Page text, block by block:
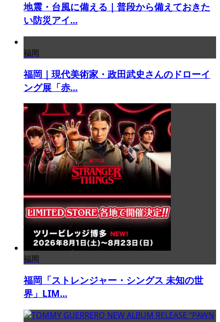
地震・台風に備える｜普段から備えておきた
い防災アイ...
福岡
福岡｜現代美術家・政田武史さんのドローイ
ング展「赤...
福岡
福岡「ストレンジャー・シングス 未知の世
界」LIM...